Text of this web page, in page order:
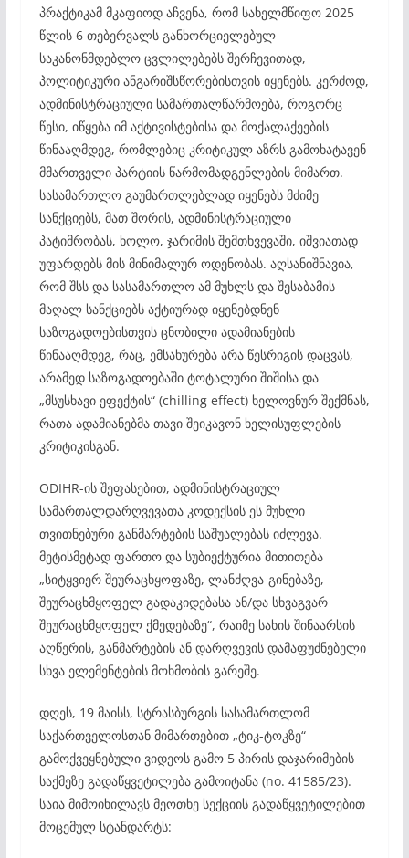
პრაქტიკამ მკაფიოდ აჩვენა, რომ სახელმწიფო 2025
წლის 6 თებერვალს განხორციელებულ
საკანონმდებლო ცვლილებებს შერჩევითად,
პოლიტიკური ანგარიშსწორებისთვის იყენებს. კერძოდ,
ადმინისტრაციული სამართალწარმოება, როგორც
წესი, იწყება იმ აქტივისტებისა და მოქალაქეების
წინააღმდეგ, რომლებიც კრიტიკულ აზრს გამოხატავენ
მმართველი პარტიის წარმომადგენლების მიმართ.
სასამართლო გაუმართლებლად იყენებს მძიმე
სანქციებს, მათ შორის, ადმინისტრაციული
პატიმრობას, ხოლო, ჯარიმის შემთხვევაში, იშვიათად
უფარდებს მის მინიმალურ ოდენობას. აღსანიშნავია,
რომ შსს და სასამართლო ამ მუხლს და შესაბამის
მაღალ სანქციებს აქტიურად იყენებდნენ
საზოგადოებისთვის ცნობილი ადამიანების
წინააღმდეგ, რაც, ემსახურება არა წესრიგის დაცვას,
არამედ საზოგადოებაში ტოტალური შიშისა და
„მსუსხავი ეფექტის“ (chilling effect) ხელოვნურ შექმნას,
რათა ადამიანებმა თავი შეიკავონ ხელისუფლების
კრიტიკისგან.
ODIHR-ის შეფასებით, ადმინისტრაციულ
სამართალდარღვევათა კოდექსის ეს მუხლი
თვითნებური განმარტების საშუალებას იძლევა.
მეტისმეტად ფართო და სუბიექტურია მითითება
„სიტყვიერ შეურაცხყოფაზე, ლანძღვა-გინებაზე,
შეურაცხმყოფელ გადაკიდებასა ან/და სხვაგვარ
შეურაცხმყოფელ ქმედებაზე“, რაიმე სახის შინაარსის
აღწერის, განმარტების ან დარღვევის დამაფუძნებელი
სხვა ელემენტების მოხმობის გარეშე.
დღეს, 19 მაისს, სტრასბურგის სასამართლომ
საქართველოსთან მიმართებით „ტიკ-ტოკზე“
გამოქვეყნებული ვიდეოს გამო 5 პირის დაჯარიმების
საქმეზე გადაწყვეტილება გამოიტანა (no. 41585/23).
საია მიმოიხილავს მეოთხე სექციის გადაწყვეტილებით
მოცემულ სტანდარტს: